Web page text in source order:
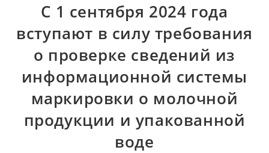
С 1 сентября 2024 года
вступают в силу требования
о проверке сведений из
информационной системы
маркировки о молочной
продукции и упакованной
воде